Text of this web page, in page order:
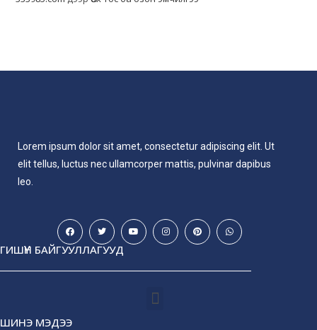
Lorem ipsum dolor sit amet, consectetur adipiscing elit. Ut
elit tellus, luctus nec ullamcorper mattis, pulvinar dapibus
leo.
ГИШҮҮН БАЙГУУЛЛАГУУД
ШИНЭ МЭДЭЭ